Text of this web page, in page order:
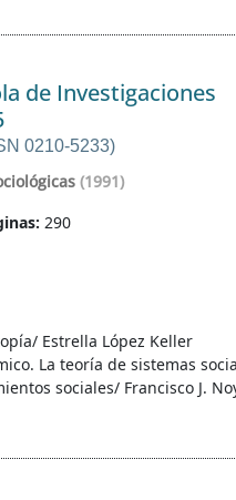
de Investigaciones
0210-5233)
(1991)
290
Estrella López Keller
La teoría de sistemas
sociales/ Francisco J.